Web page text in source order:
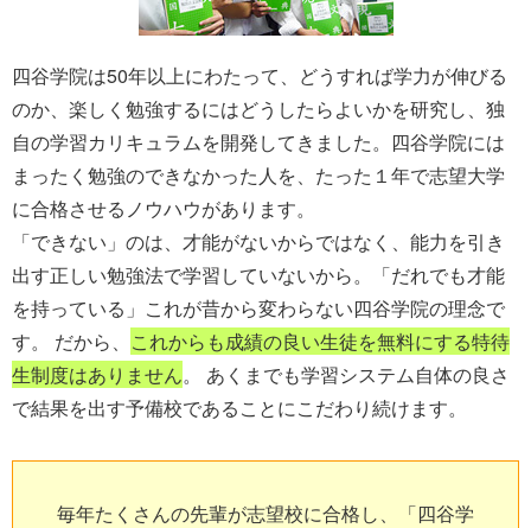
四谷学院は50年以上にわたって、どうすれば学力が伸びる
のか、楽しく勉強するにはどうしたらよいかを研究し、独
自の学習カリキュラムを開発してきました。四谷学院には
まったく勉強のできなかった人を、たった１年で志望大学
に合格させるノウハウがあります。
「できない」のは、才能がないからではなく、能力を引き
出す正しい勉強法で学習していないから。「だれでも才能
を持っている」これが昔から変わらない四谷学院の理念で
す。 だから、 これからも成績の良い生徒を無料にする特待
生制度はありません。 あくまでも学習システム自体の良さ
で結果を出す予備校であることにこだわり続けます。
毎年たくさんの先輩が志望校に合格し、「四谷学